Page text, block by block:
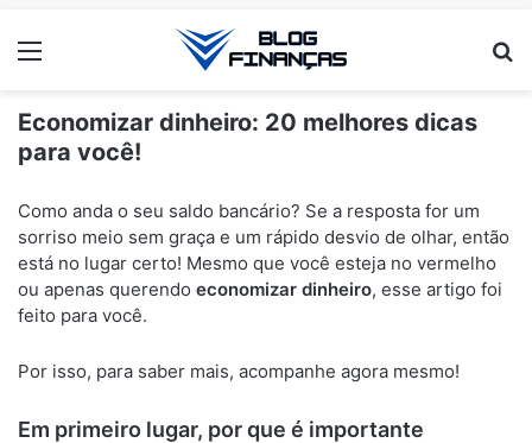
Menu
Economizar dinheiro: 20 melhores dicas
para você!
Como anda o seu saldo bancário? Se a resposta for um
sorriso meio sem graça e um rápido desvio de olhar, então
está no lugar certo! Mesmo que você esteja no vermelho
ou apenas querendo economizar dinheiro, esse artigo foi
feito para você.
Por isso, para saber mais, acompanhe agora mesmo!
Em primeiro lugar, por que é importante